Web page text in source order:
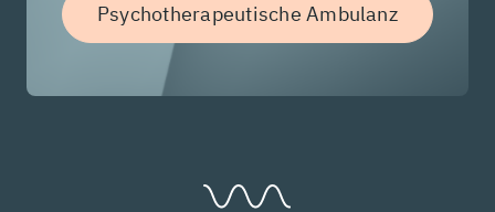
Psychotherapeutische Ambulanz